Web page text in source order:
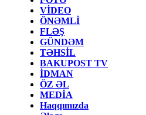
VİDEO
ÖNƏMLİ
FLƏŞ
GÜNDƏM
TƏHSİL
BAKUPOST TV
İDMAN
ÖZ ƏL
MEDİA
Haqqımızda